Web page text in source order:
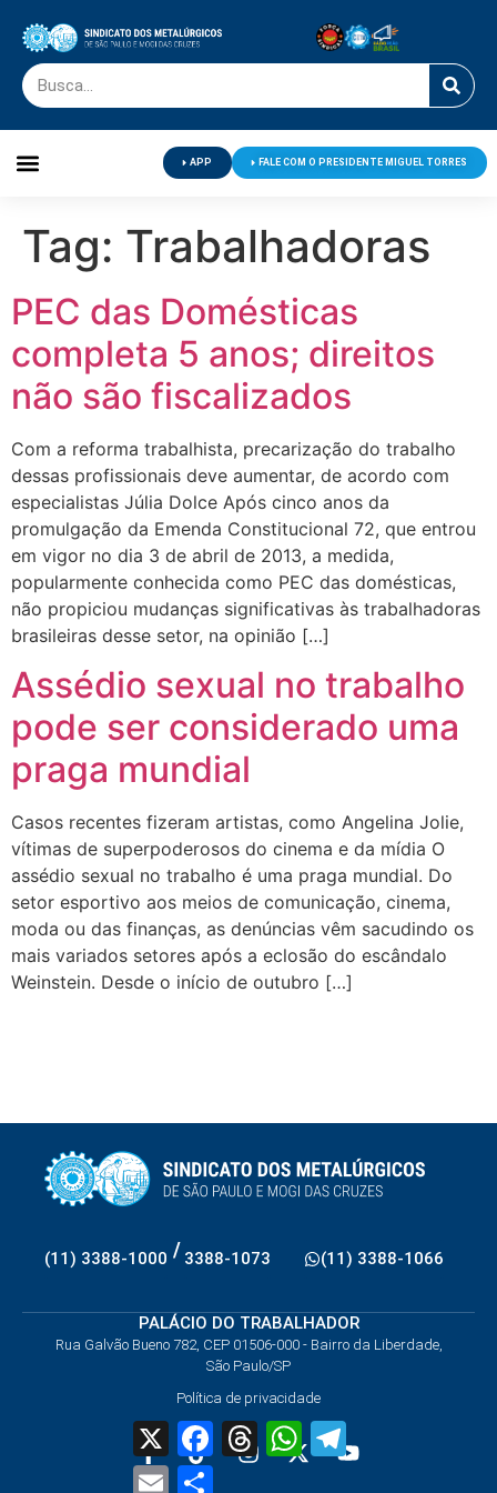
APP FALE COM O PRESIDENTE MIGUEL TORRES
Tag: Trabalhadoras
PEC das Domésticas
completa 5 anos; direitos
não são fiscalizados
Com a reforma trabalhista, precarização do trabalho
dessas profissionais deve aumentar, de acordo com
especialistas Júlia Dolce Após cinco anos da
promulgação da Emenda Constitucional 72, que entrou
em vigor no dia 3 de abril de 2013, a medida,
popularmente conhecida como PEC das domésticas,
não propiciou mudanças significativas às trabalhadoras
brasileiras desse setor, na opinião […]
Assédio sexual no trabalho
pode ser considerado uma
praga mundial
Casos recentes fizeram artistas, como Angelina Jolie,
vítimas de superpoderosos do cinema e da mídia O
assédio sexual no trabalho é uma praga mundial. Do
setor esportivo aos meios de comunicação, cinema,
moda ou das finanças, as denúncias vêm sacudindo os
mais variados setores após a eclosão do escândalo
Weinstein. Desde o início de outubro […]
(11) 3388-1000 / 3388-1073 (11) 3388-1066
PALÁCIO DO TRABALHADOR
Rua Galvão Bueno 782, CEP 01506-000 - Bairro da Liberdade,
São Paulo/SP
Política de privacidade
X FacebookThreadsWhatsApp
Email